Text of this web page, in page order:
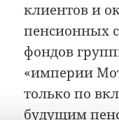
клиентов и
пенсионных
фондов
«империи
только по
будущим